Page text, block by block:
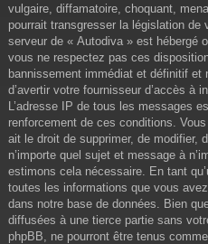
vulgaire, diffamatoire, choquant,
pourrait transgresser la législation
serveur de « Autodiva » est hébergé
vous ne respectez pas ces
bannissement immédiat et définitif et
d’avertir votre fournisseur d’accès à
L’adresse IP de tous les messages
renforcement de ces conditions.
ait le droit de supprimer, de modifier,
n’importe quel sujet et message à
estimons cela nécessaire. En tant
toutes les informations que vous
dans notre base de données. Bien
diffusées à une tierce partie sans
phpBB, ne pourront être tenus